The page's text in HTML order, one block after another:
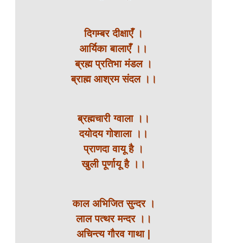
दिगम्बर दीक्षाएँ ।
आर्यिका बालाएँ ।।
ब्रह्म प्रतिभा मंडल ।
ब्राह्म आश्रम संदल ।।
ब्रह्मचारी ग्वाला ।।
दयोदय गोशाला ।।
प्राणदा वायू है ।
खुली पूर्णायू है ।।
काल अभिजित सुन्दर ।
लाल पत्थर मन्दर ।।
अचिन्त्य गौरव गाथा |